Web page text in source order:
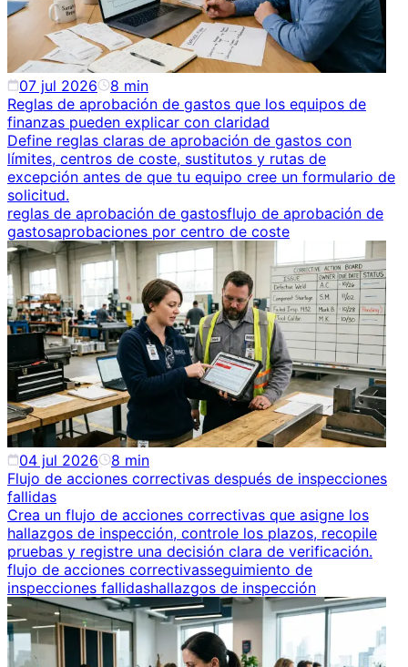
07 jul 2026 8 min
Reglas de aprobación de gastos que los equipos de
finanzas pueden explicar con claridad
Define reglas claras de aprobación de gastos con
límites, centros de coste, sustitutos y rutas de
excepción antes de que tu equipo cree un formulario de
solicitud.
reglas de aprobación de gastosflujo de aprobación de
gastosaprobaciones por centro de coste
04 jul 2026 8 min
Flujo de acciones correctivas después de inspecciones
fallidas
Crea un flujo de acciones correctivas que asigne los
hallazgos de inspección, controle los plazos, recopile
pruebas y registre una decisión clara de verificación.
flujo de acciones correctivasseguimiento de
inspecciones fallidashallazgos de inspección